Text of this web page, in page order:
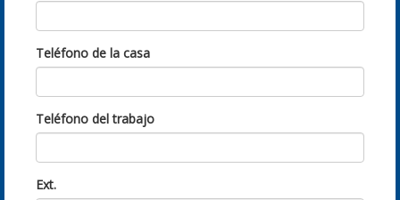
Teléfono de la casa
Teléfono del trabajo
Ext.